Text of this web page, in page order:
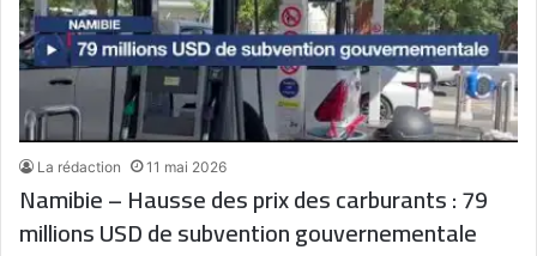
La rédaction 11 mai 2026
Namibie – Hausse des prix des carburants : 79
millions USD de subvention gouvernementale